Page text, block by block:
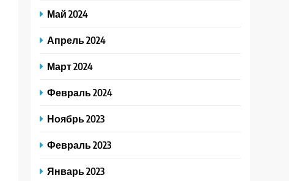
Май 2024
Апрель 2024
Март 2024
Февраль 2024
Ноябрь 2023
Февраль 2023
Январь 2023